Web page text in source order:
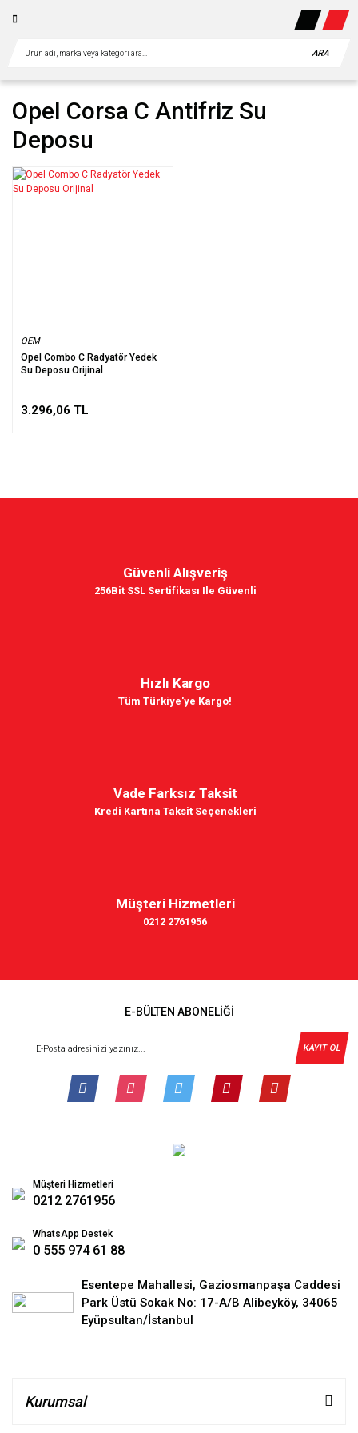
ARA
Opel Corsa C Antifriz Su
Deposu
OEM
Opel Combo C Radyatör Yedek
Su Deposu Orijinal
3.296,06 TL
Güvenli Alışveriş
256Bit SSL Sertifikası Ile Güvenli
Hızlı Kargo
Tüm Türkiye'ye Kargo!
Vade Farksız Taksit
Kredi Kartına Taksit Seçenekleri
Müşteri Hizmetleri
0212 2761956
E-BÜLTEN ABONELİĞİ
KAYIT OL
Müşteri Hizmetleri
0212 2761956
WhatsApp Destek
0 555 974 61 88
Esentepe Mahallesi, Gaziosmanpaşa Caddesi
Park Üstü Sokak No: 17-A/B Alibeyköy, 34065
Eyüpsultan/İstanbul
Kurumsal